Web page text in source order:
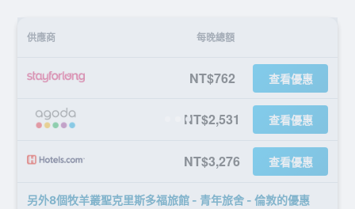
供應商 每晚總額
NT$762 查看優惠
NT$2,531 查看優惠
NT$3,276 查看優惠
另外8個牧羊叢聖克里斯多福旅館 - 青年旅舍 - 倫敦​的優惠